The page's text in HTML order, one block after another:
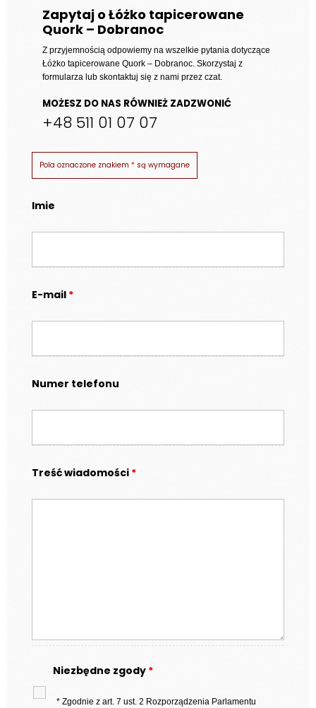
Zapytaj o Łóżko tapicerowane
Quork – Dobranoc
Z przyjemnością odpowiemy na wszelkie pytania dotyczące
Łóżko tapicerowane Quork – Dobranoc. Skorzystaj z
formularza lub skontaktuj się z nami przez czat.
MOŻESZ DO NAS RÓWNIEŻ ZADZWONIĆ
+48 511 01 07 07
Pola oznaczone znakiem * są wymagane
Imie
E-mail *
Numer telefonu
Treść wiadomości *
Niezbędne zgody *
* Zgodnie z art. 7 ust. 2 Rozporządzenia Parlamentu